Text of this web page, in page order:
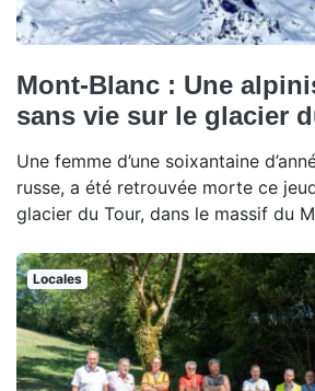
Mont-Blanc : Une
sans vie sur le glacier
Une femme d’une soixantaine
russe, a été retrouvée morte ce
glacier du Tour, dans le massif du
Locales